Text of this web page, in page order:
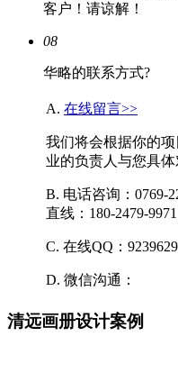
客户！请谅解！
08
华略的联系方式?
A. 在线留言>>
我们将会根据你的
业的负责人与您具
B. 电话咨询：
直线：180-2479-9971
C. 在线QQ：
D. 微信沟通：
清远画册设计案例